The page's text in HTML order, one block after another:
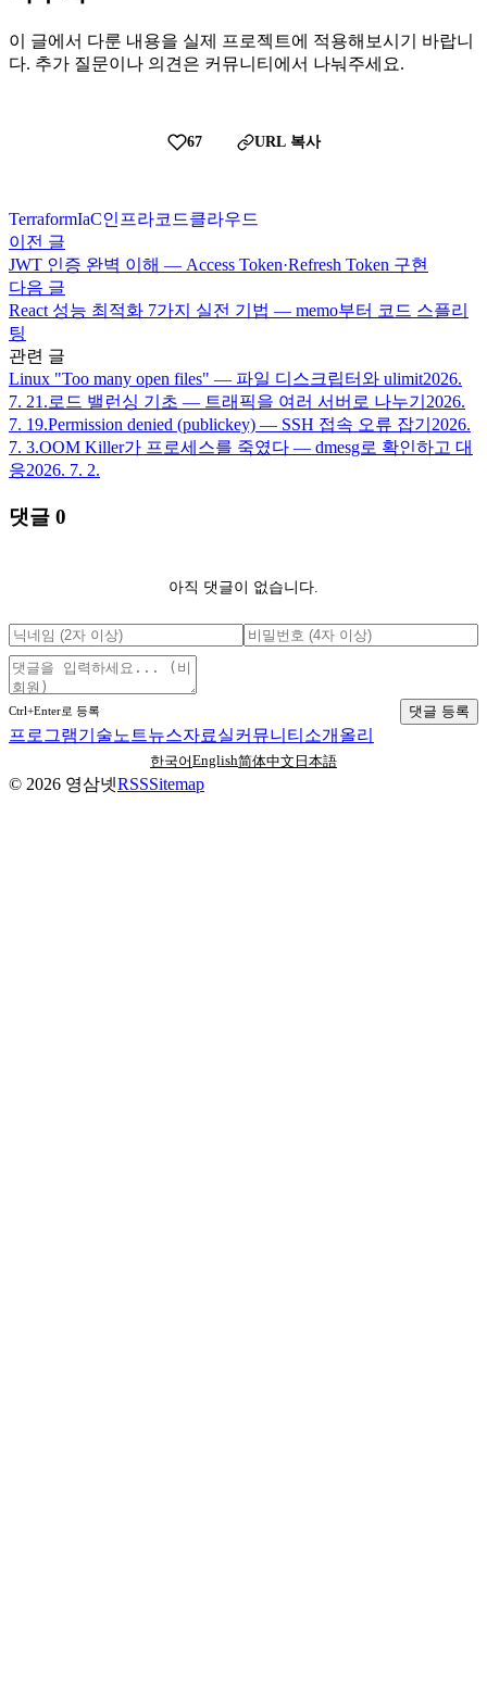
이 글에서 다룬 내용을 실제 프로젝트에 적용해보시기 바랍니
다. 추가 질문이나 의견은 커뮤니티에서 나눠주세요.
67 URL 복사
TerraformIaC인프라코드클라우드
이전 글
JWT 인증 완벽 이해 — Access Token·Refresh Token 구현
다음 글
React 성능 최적화 7가지 실전 기법 — memo부터 코드 스플리
팅
관련 글
Linux "Too many open files" — 파일 디스크립터와 ulimit2026.
7. 21.로드 밸런싱 기초 — 트래픽을 여러 서버로 나누기 2026.
7. 19.Permission denied (publickey) — SSH 접속 오류 잡기 2026.
7. 3.OOM Killer가 프로세스를 죽였다 — dmesg로 확인하고 대
응2026. 7. 2.
댓글 0
아직 댓글이 없습니다.
Ctrl+Enter로 등록 댓글 등록
프로그램기술노트뉴스자료실커뮤니티 소개 올리
한국어English简体中文 日本語
© 2026 영삼넷RSSSitemap